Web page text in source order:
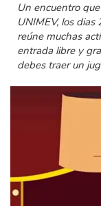
Un encuentro
UNIMEV, los
reúne muchas
entrada libre y
debes traer un